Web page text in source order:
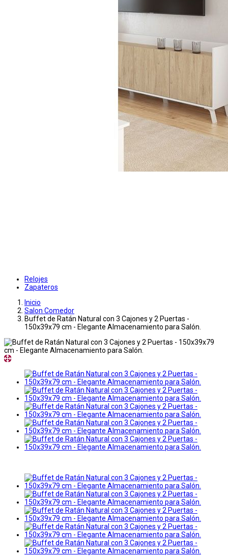
Relojes
Zapateros
Inicio
Salon Comedor
Buffet de Ratán Natural con 3 Cajones y 2 Puertas -
150x39x79 cm - Elegante Almacenamiento para Salón.